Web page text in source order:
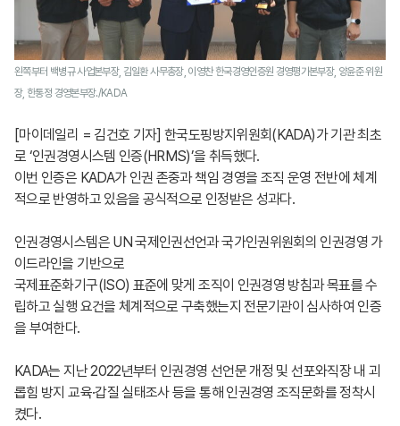
왼쪽부터 백병규 사업본부장, 김일환 사무총장, 이영찬 한국경영인증원 경영평가본부장, 양윤준 위원
장, 한통정 경영본부장./KADA
[마이데일리 = 김건호 기자] 한국도핑방지위원회(KADA)가 기관 최초
로 ‘인권경영시스템 인증(HRMS)’을 취득했다.
이번 인증은 KADA가 인권 존중과 책임 경영을 조직 운영 전반에 체계
적으로 반영하고 있음을 공식적으로 인정받은 성과다.
인권경영시스템은 UN 국제인권선언과 국가인권위원회의 인권경영 가
이드라인을 기반으로
국제표준화기구(ISO) 표준에 맞게 조직이 인권경영 방침과 목표를 수
립하고 실행 요건을 체계적으로 구축했는지 전문기관이 심사하여 인증
을 부여한다.
KADA는 지난 2022년부터 인권경영 선언문 개정 및 선포와직장 내 괴
롭힘 방지 교육·갑질 실태조사 등을 통해 인권경영 조직문화를 정착시
켰다.